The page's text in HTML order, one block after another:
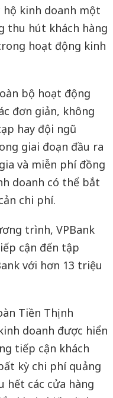
kinh doanh một
thu hút khách hàng
hoạt động kinh
bộ hoạt động
đơn giản, không
hay đội ngũ
giai đoạn đầu ra
và miễn phí đồng
doanh có thể bắt
chi phí.
trình, VPBank
cận đến tập
với hơn 13 triệu
Tiền Thịnh
doanh được hiển
tiếp cận khách
kỳ chi phí quảng
hết các cửa hàng